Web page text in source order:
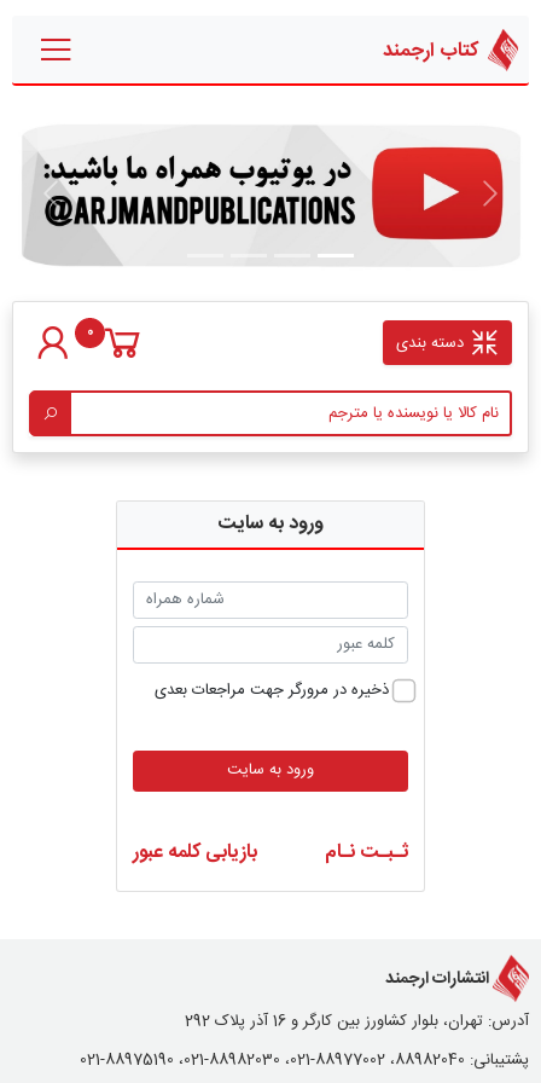
کتاب ارجمند
قبلی بعدی
دسته بندی 0
ورود به سایت
ذخیره در مرورگر جهت مراجعات بعدی
ورود به سایت
ثـبـت نـام بازیابی کلمه عبور
انتشارات ارجمند
آدرس: تهران، بلوار کشاورز بین کارگر و 16 آذر پلاک 292
پشتیبانی: 88982040، 88977002-021، 88982030-021، 88975190-021